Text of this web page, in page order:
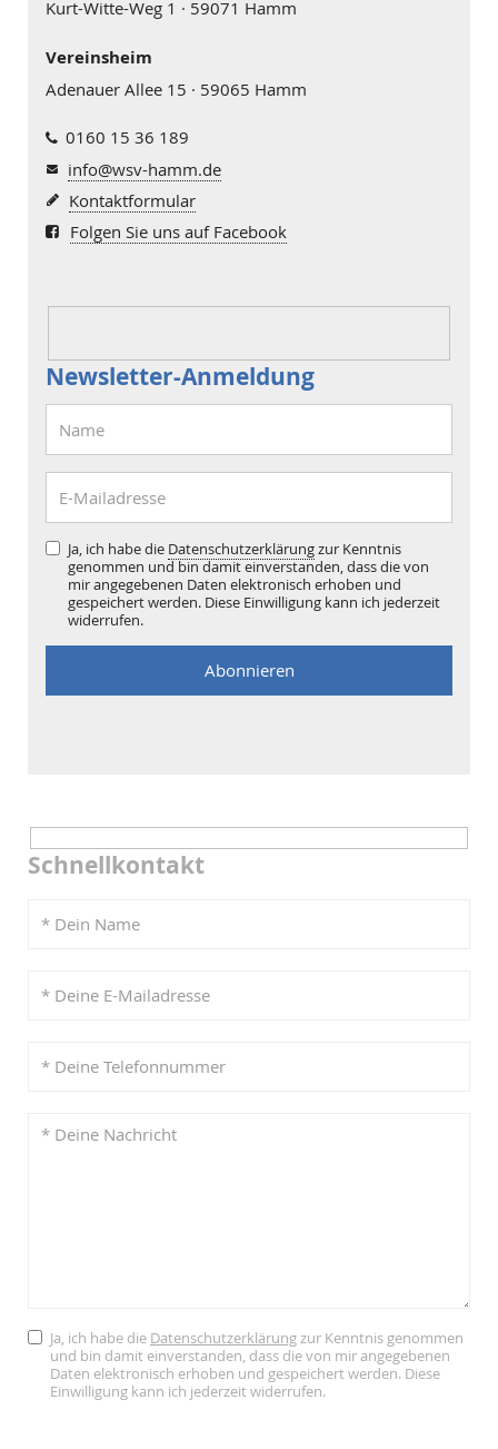
Kurt-Witte-Weg 1 · 59071 Hamm
Vereinsheim
Adenauer Allee 15 · 59065 Hamm
0160 15 36 189
info@wsv-hamm.de
Kontaktformular
Folgen Sie uns auf Facebook
Newsletter-Anmeldung
Ja, ich habe die Datenschutzerklärungzur Kenntnis
genommen und bin damit einverstanden, dass die von
mir angegebenen Daten elektronisch erhoben und
gespeichert werden. Diese Einwilligung kann ich jederzeit
widerrufen.
Schnellkontakt
Ja, ich habe die Datenschutzerklärungzur Kenntnis genommen
und bin damit einverstanden, dass die von mir angegebenen
Daten elektronisch erhoben und gespeichert werden. Diese
Einwilligung kann ich jederzeit widerrufen.